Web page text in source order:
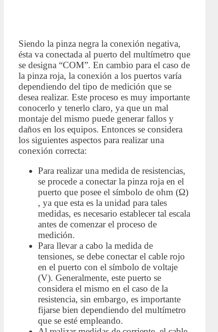
Siendo la pinza negra la conexión negativa,
ésta va conectada al puerto del multímetro que
se designa “COM”. En cambio para el caso de
la pinza roja, la conexión a los puertos varía
dependiendo del tipo de medición que se
desea realizar. Este proceso es muy importante
conocerlo y tenerlo claro, ya que un mal
montaje del mismo puede generar fallos y
daños en los equipos. Entonces se considera
los siguientes aspectos para realizar una
conexión correcta:
Para realizar una medida de resistencias,
se procede a conectar la pinza roja en el
puerto que posee el símbolo de ohm (Ω)
, ya que esta es la unidad para tales
medidas, es necesario establecer tal escala
antes de comenzar el proceso de
medición.
Para llevar a cabo la medida de
tensiones, se debe conectar el cable rojo
en el puerto con el símbolo de voltaje
(V). Generalmente, este puerto se
considera el mismo en el caso de la
resistencia, sin embargo, es importante
fijarse bien dependiendo del multímetro
que se esté empleando.